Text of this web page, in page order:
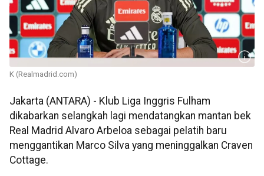
K (Realmadrid.com)
Jakarta (ANTARA) - Klub Liga Inggris Fulham
dikabarkan selangkah lagi mendatangkan mantan bek
Real Madrid Alvaro Arbeloa sebagai pelatih baru
menggantikan Marco Silva yang meninggalkan Craven
Cottage.